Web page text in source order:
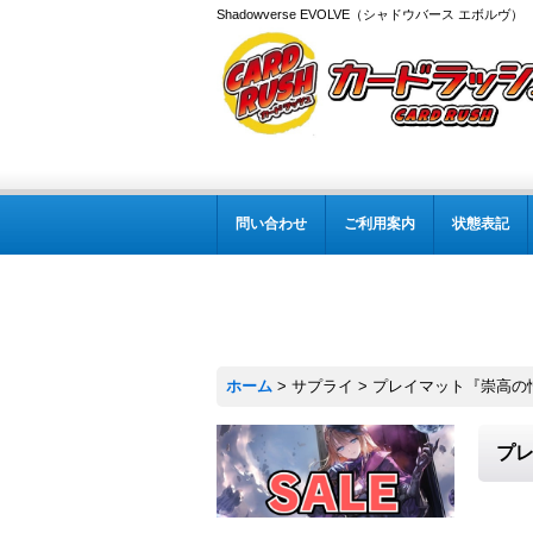
Shadowverse EVOLVE（シャドウバース エボルヴ
問い合わせ ご利用案内 状態表記
ホーム > サプライ > プレイマット『崇高
プ